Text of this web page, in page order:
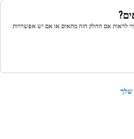
אם החלק הזה מתאים או אם יש אפשרויות